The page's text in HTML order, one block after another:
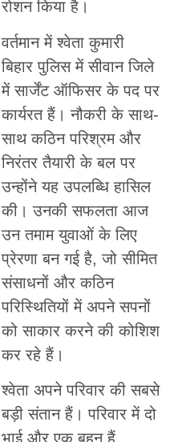
रोशन किया है।
वर्तमान में श्वेता कुमारी
बिहार पुलिस में सीवान जिले
में सार्जेंट ऑफिसर के पद पर
कार्यरत हैं। नौकरी के साथ-
साथ कठिन परिश्रम और
निरंतर तैयारी के बल पर
उन्होंने यह उपलब्धि हासिल
की। उनकी सफलता आज
उन तमाम युवाओं के लिए
प्रेरणा बन गई है, जो सीमित
संसाधनों और कठिन
परिस्थितियों में अपने सपनों
को साकार करने की कोशिश
कर रहे हैं।
श्वेता अपने परिवार की सबसे
बड़ी संतान हैं। परिवार में दो
भाई और एक बहन हैं,